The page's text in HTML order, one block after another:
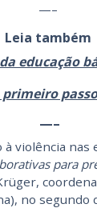
—–
Leia também
educação
—–
violência
para
no segundo